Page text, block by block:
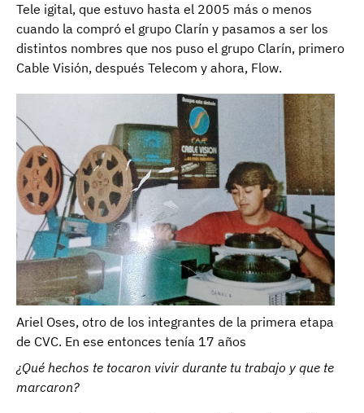
Tele igital, que estuvo hasta el 2005 más o menos
cuando la compró el grupo Clarín y pasamos a ser los
distintos nombres que nos puso el grupo Clarín, primero
Cable Visión, después Telecom y ahora, Flow.
Ariel Oses, otro de los integrantes de la primera etapa
de CVC. En ese entonces tenía 17 años
¿Qué hechos te tocaron vivir durante tu trabajo y que te
marcaron?